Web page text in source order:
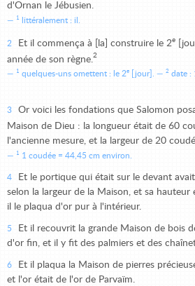
d'Ornan le Jébusien.
1 littéralement : il.
2 Et il commença à [la] construire le 2e
année de son règne. 2
1 quelques-uns omettent : le 2e [jour]. 2 date :
3
Or voici les fondations que Salomon
Maison de Dieu : la longueur était de 60
l'ancienne mesure, et la largeur de 20
1 1 coudée = 44,45 cm environ.
4
Et le portique qui était sur le devant
selon la largeur de la Maison, et sa
il le plaqua d'or pur à l'intérieur.
5
Et il recouvrit la grande Maison de bois
d'or fin, et il y fit des palmiers et des
6
Et il plaqua la Maison de pierres
et l'or était de l'or de Parvaïm.